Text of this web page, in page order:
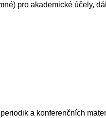
pro akademické účely,
a konferenčních